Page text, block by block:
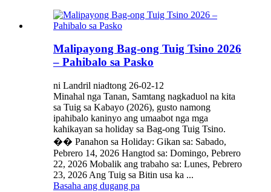
Malipayong Bag-ong Tuig Tsino 2026
– Pahibalo sa Pasko
ni Landril niadtong 26-02-12
Minahal nga Tanan, Samtang nagkaduol na kita
sa Tuig sa Kabayo (2026), gusto namong
ipahibalo kaninyo ang umaabot nga mga
kahikayan sa holiday sa Bag-ong Tuig Tsino.
�� Panahon sa Holiday: Gikan sa: Sabado,
Pebrero 14, 2026 Hangtod sa: Domingo, Pebrero
22, 2026 Mobalik ang trabaho sa: Lunes, Pebrero
23, 2026 Ang Tuig sa Bitin usa ka ...
Basaha ang dugang pa